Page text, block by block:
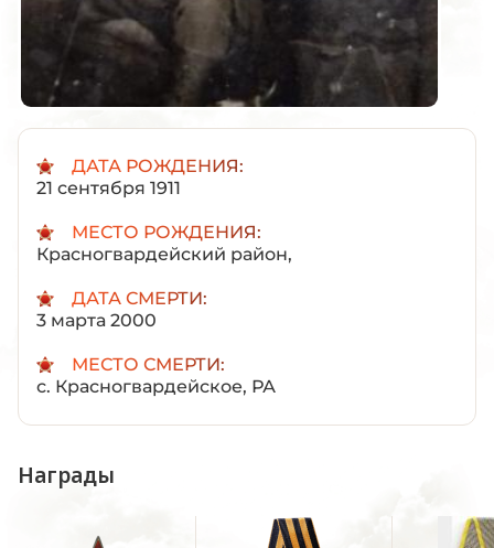
ДАТА РОЖДЕНИЯ:
21 сентября 1911
МЕСТО РОЖДЕНИЯ:
Красногвардейский район,
ДАТА СМЕРТИ:
3 марта 2000
МЕСТО СМЕРТИ:
с. Красногвардейское, РА
Награды